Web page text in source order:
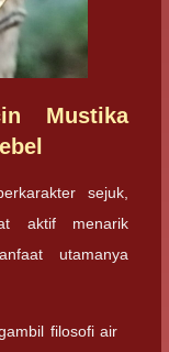
Mustika
sejuk,
aktif menarik
utamanya
filosofi air